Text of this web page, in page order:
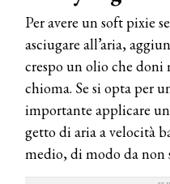
Per avere un soft pixie
asciugare all’aria,
crespo un olio che doni
chioma. Se si opta per
importante applicare
getto di aria a velocità
medio, di modo da non